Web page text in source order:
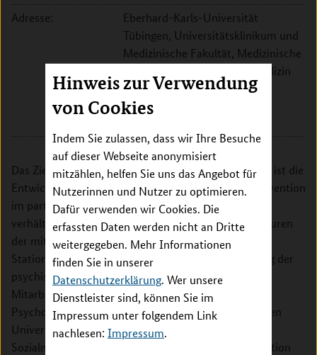
Hinweis zur Verwendung
von Cookies
Indem Sie zulassen, dass wir Ihre Besuche
auf dieser Webseite anonymisiert
mitzählen, helfen Sie uns das Angebot für
Nutzerinnen und Nutzer zu optimieren.
Dafür verwenden wir Cookies. Die
erfassten Daten werden nicht an Dritte
weitergegeben. Mehr Informationen
finden Sie in unserer
Datenschutzerklärung. Wer unsere
Dienstleister sind, können Sie im
Impressum unter folgendem Link
nachlesen: Impressum.
Adresse:
Eberhard-Karls-Universität
Tübingen, Universitätsklinikum und
Medizinische Fakultät, Medizinische
Klinik, Psychosomatische Medizin
und Psychotherapie
Osianderstr. 5
Das Ziel dieses Teilprojektes des SEEGEN-Verbundes ist die
Entwicklung und Pilotierung einer Fortbildungsintervention
im partizipativen Ansatz zur Verbesserung der
verhältnispräventiven Führungskompetenz von Akteuren
der mittleren Führungsebene (z.B. Oberärzte,
Stationsleitung Pflege) mit dem Ziel der Verringerung der
psychischen Belastung ihrer jeweiligen zugeordneten
Mitarbeiter des Arbeitsbereiches. Die Abteilung für
Psychosomatik und Psychotherapie der Medizinischen
Universitätsklinik und das Insitut für Arbeitsmedizin,
Sozialmedizin und Versorgungsforschung in Kooperation